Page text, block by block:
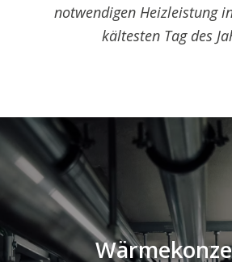
notwendigen Heizleistung
kältesten Tag des